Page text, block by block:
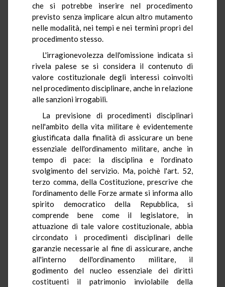
che si potrebbe inserire nel procedimento
previsto senza implicare alcun altro mutamento
nelle modalità, nei tempi e nei termini propri del
procedimento stesso.
L'irragionevolezza dell'omissione indicata si
rivela palese se si considera il contenuto di
valore costituzionale degli interessi coinvolti
nel procedimento disciplinare, anche in relazione
alle sanzioni irrogabili.
La previsione di procedimenti disciplinari
nell'ambito della vita militare è evidentemente
giustificata dalla finalità di assicurare un bene
essenziale dell'ordinamento militare, anche in
tempo di pace: la disciplina e l'ordinato
svolgimento del servizio. Ma, poichè l'art. 52,
terzo comma, della Costituzione, prescrive che
l'ordinamento delle Forze armate si informa allo
spirito democratico della Repubblica, si
comprende bene come il legislatore, in
attuazione di tale valore costituzionale, abbia
circondato i procedimenti disciplinari delle
garanzie necessarie al fine di assicurare, anche
all'interno dell'ordinamento militare, il
godimento del nucleo essenziale dei diritti
costituenti il patrimonio inviolabile della